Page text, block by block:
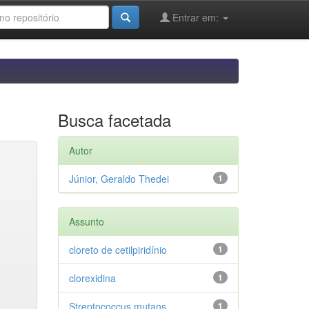
Entrar em:
Busca facetada
Autor
1
Júnior, Geraldo Thedei
Assunto
1
cloreto de cetilpiridínio
1
clorexidina
1
Streptococcus mutans